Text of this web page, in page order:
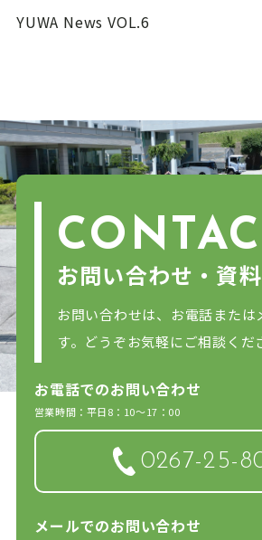
YUWA News VOL.6
お問い合わせ・資
お問い合わせは、お電話または
す。どうぞお気軽にご相談くだ
お電話でのお問い合わせ
営業時間：平日8：10～17：00
0267-25-
メールでのお問い合わせ